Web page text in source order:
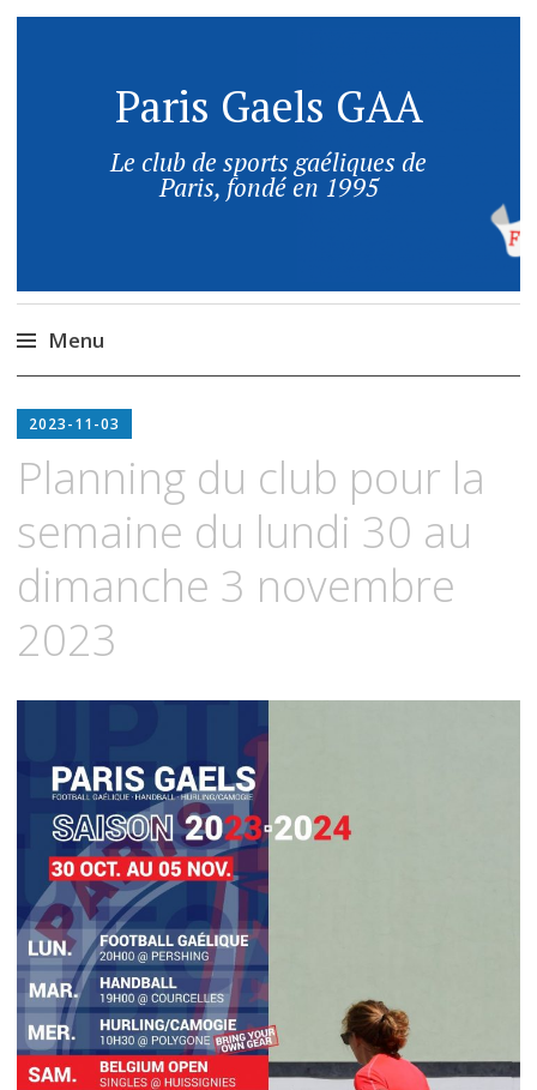
Paris Gaels GAA
Le club de sports gaéliques de
Paris, fondé en 1995
Menu
2023-11-03
Planning du club pour la
semaine du lundi 30 au
dimanche 3 novembre
2023